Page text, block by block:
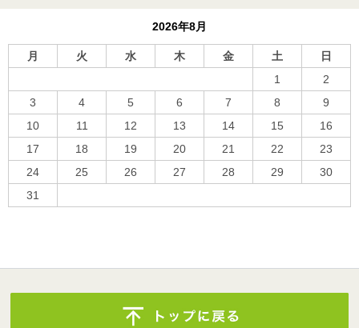
2026年8月
月 火 水 木 金 土
日
1
2
3
4 5 6 7 8
9
10
11 12 13 14 15
16
17
18 19 20 21 22
23
24
25 26 27 28 29
30
31